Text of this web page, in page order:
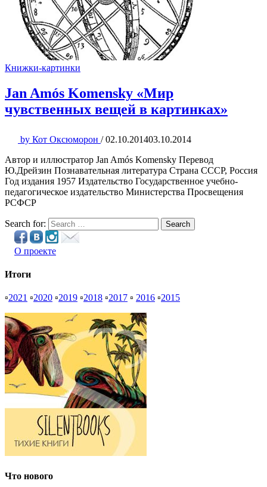
Книжки-картинки
Jan Amós Komensky «Мир
чувственных вещей в картинках»
by Кот Оксюморон / 02.10.201403.10.2014
Автор и иллюстратор Jan Amós Komensky Перевод
Ю.Дрейзин Познавательная литература Страна СССР, Россия
Год издания 1957 Издательство Государственное учебно-
педагогическое издательство Министерства Просвещения
РСФСР
Search for: Search
О проекте
Итоги
▫2021 ▫2020 ▫2019 ▫2018 ▫2017 ▫ 2016 ▫2015
Что нового